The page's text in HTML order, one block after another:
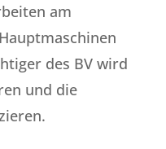
am
des BV wird
und die